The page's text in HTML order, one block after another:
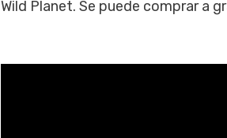
Wild Planet. Se puede comprar a